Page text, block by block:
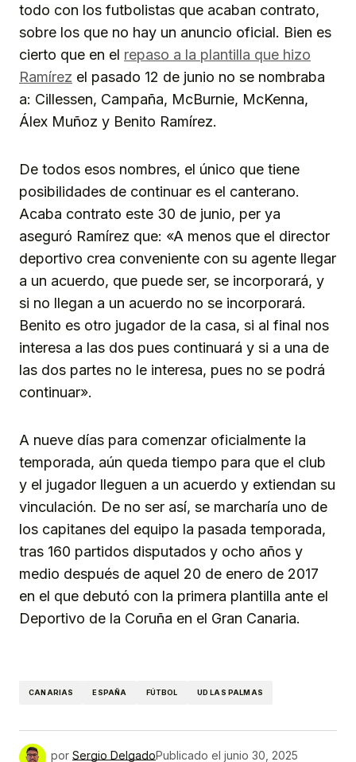
todo con los futbolistas que acaban contrato,
sobre los que no hay un anuncio oficial. Bien es
cierto que en el repaso a la plantilla que hizo
Ramírez el pasado 12 de junio no se nombraba
a: Cillessen, Campaña, McBurnie, McKenna,
Álex Muñoz y Benito Ramírez.
De todos esos nombres, el único que tiene
posibilidades de continuar es el canterano.
Acaba contrato este 30 de junio, per ya
aseguró Ramírez que: «A menos que el director
deportivo crea conveniente con su agente llegar
a un acuerdo, que puede ser, se incorporará, y
si no llegan a un acuerdo no se incorporará.
Benito es otro jugador de la casa, si al final nos
interesa a las dos pues continuará y si a una de
las dos partes no le interesa, pues no se podrá
continuar».
A nueve días para comenzar oficialmente la
temporada, aún queda tiempo para que el club
y el jugador lleguen a un acuerdo y extiendan su
vinculación. De no ser así, se marcharía uno de
los capitanes del equipo la pasada temporada,
tras 160 partidos disputados y ocho años y
medio después de aquel 20 de enero de 2017
en el que debutó con la primera plantilla ante el
Deportivo de la Coruña en el Gran Canaria.
CANARIAS ESPAÑA FÚTBOL UD LAS PALMAS
por Sergio DelgadoPublicado el junio 30, 2025